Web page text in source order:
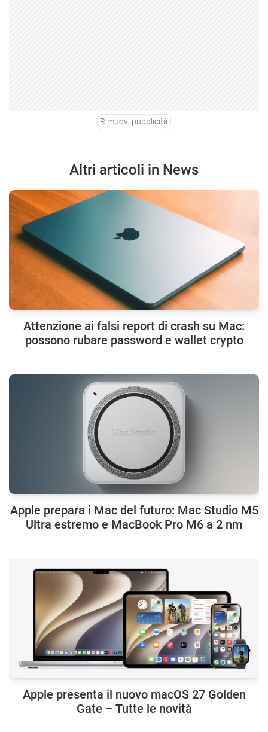
Rimuovi pubblicità
Altri articoli in News
Attenzione ai falsi report di crash su Mac:
possono rubare password e wallet crypto
Apple prepara i Mac del futuro: Mac Studio M5
Ultra estremo e MacBook Pro M6 a 2 nm
Apple presenta il nuovo macOS 27 Golden
Gate – Tutte le novità